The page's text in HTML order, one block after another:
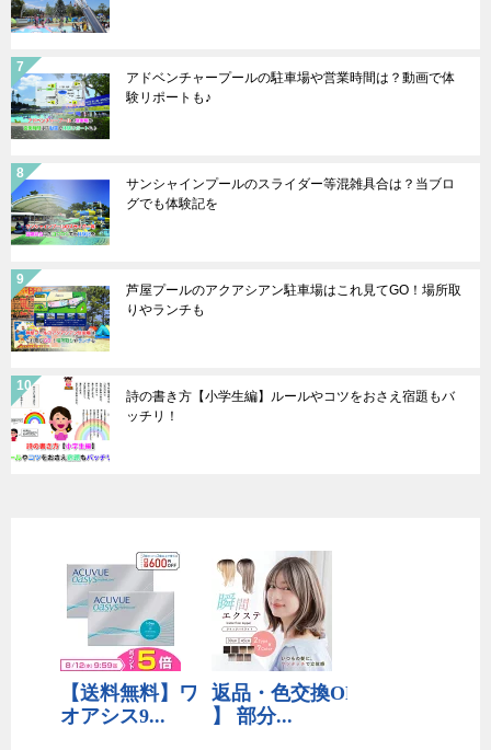
アドベンチャープールの駐車場や営業時間は？動画で体
験リポートも♪
サンシャインプールのスライダー等混雑具合は？当ブロ
グでも体験記を
芦屋プールのアクアシアン駐車場はこれ見てGO！場所取
りやランチも
詩の書き方【小学生編】ルールやコツをおさえ宿題もバ
ッチリ！